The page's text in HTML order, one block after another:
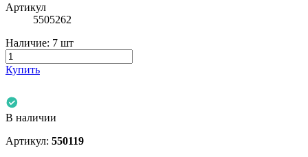
Артикул
5505262
Наличие: 7 шт
Купить
В наличии
Артикул: 550119